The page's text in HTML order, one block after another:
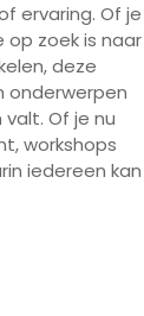
ervaring. Of je
zoek is naar
deze
onderwerpen
Of je nu
workshops
iedereen kan